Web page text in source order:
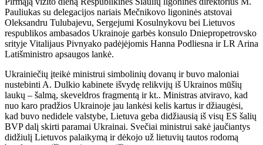
Pauliukas su delegacijos nariais Mečnikovo ligoninės atstovai
Oleksandru Tulubajevu, Sergejumi Kosulnykovu bei Lietuvos
respublikos ambasados ​​Ukrainoje garbės konsulo Dniepropetrovsko
srityje Vitalijaus Pivnyako padėjėjomis Hanna Podliesna ir LR Arina
Latišministro apsaugos lankė.
Ukrainiečių įteikė ministrui simbolinių dovanų ir buvo maloniai
nustebinti A. Dulkio kabinete išvydę relikvijų iš Ukrainos mūšių
laukų – šalmą, skeveldros fragmentą ir kt.. Ministras atviravo, kad
nuo karo pradžios Ukrainoje jau lankėsi kelis kartus ir džiaugėsi,
kad buvo nedidele valstybe, Lietuva geba didžiausią iš visų ES šalių
BVP dalį skirti paramai Ukrainai. Svečiai ministrui sakė jaučiantys
didžiulį Lietuvos palaikymą ir dėkojo už lietuvių tautos rodomą